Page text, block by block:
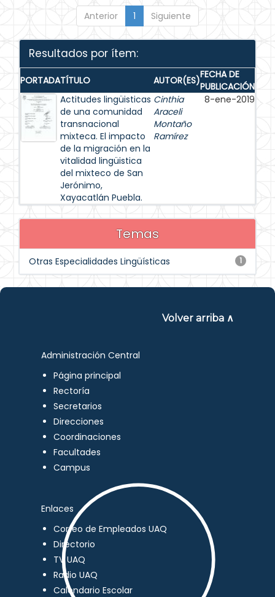
Anterior 1 Siguiente
Resultados por ítem:
PORTADATÍTULO AUTOR(ES)FECHA DE
PUBLICACIÓN
Actitudes lingüisticas
de una comunidad
transnacional
mixteca. El impacto
de la migración en la
vitalidad lingüistica
del mixteco de San
Jerónimo,
Xayacatlán Puebla.
Cinthia
Araceli
Montaño
Ramírez
8-ene-2019
Temas
1
Otras Especialidades Lingüísticas
Volver arriba ∧
Administración Central
Página principal
Rectoría
Secretarios
Direcciones
Coordinaciones
Facultades
Campus
Enlaces
Correo de Empleados UAQ
Directorio
TV UAQ
Radio UAQ
Calendario Escolar